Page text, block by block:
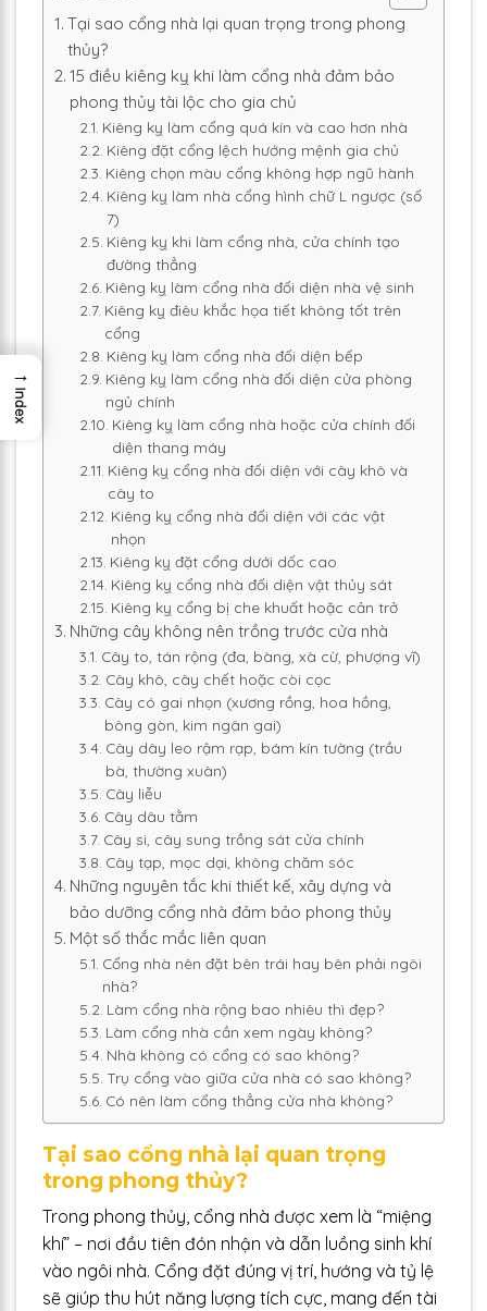
Tại sao cổng nhà lại quan trọng trong phong
thủy?
15 điều kiêng kỵ khi làm cổng nhà đảm bảo
phong thủy tài lộc cho gia chủ
Kiêng kỵ làm cổng quá kín và cao hơn nhà
Kiêng đặt cổng lệch hướng mệnh gia chủ
Kiêng chọn màu cổng không hợp ngũ hành
Kiêng kỵ làm nhà cổng hình chữ L ngược (số
7)
Kiêng kỵ khi làm cổng nhà, cửa chính tạo
đường thẳng
Kiêng kỵ làm cổng nhà đối diện nhà vệ sinh
Kiêng kỵ điêu khắc họa tiết không tốt trên
cổng
Kiêng kỵ làm cổng nhà đối diện bếp
Kiêng kỵ làm cổng nhà đối diện cửa phòng
ngủ chính
Kiêng kỵ làm cổng nhà hoặc cửa chính đối
diện thang máy
Kiêng kỵ cổng nhà đối diện với cây khô và
cây to
Kiêng kỵ cổng nhà đối diện với các vật
nhọn
Kiêng kỵ đặt cổng dưới dốc cao
Kiêng kỵ cổng nhà đối diện vật thủy sát
Kiêng kỵ cổng bị che khuất hoặc cản trở
Những cây không nên trồng trước cửa nhà
Cây to, tán rộng (đa, bàng, xà cừ, phượng vĩ)
Cây khô, cây chết hoặc còi cọc
Cây có gai nhọn (xương rồng, hoa hồng,
bông gòn, kim ngân gai)
Cây dây leo rậm rạp, bám kín tường (trầu
bà, thường xuân)
Cây liễu
Cây dâu tằm
Cây si, cây sung trồng sát cửa chính
Cây tạp, mọc dại, không chăm sóc
Những nguyên tắc khi thiết kế, xây dựng và
bảo dưỡng cổng nhà đảm bảo phong thủy
Một số thắc mắc liên quan
Cổng nhà nên đặt bên trái hay bên phải ngôi
nhà?
Làm cổng nhà rộng bao nhiêu thì đẹp?
Làm cổng nhà cần xem ngày không?
Nhà không có cổng có sao không?
Trụ cổng vào giữa cửa nhà có sao không?
Có nên làm cổng thẳng cửa nhà không?
Tại sao cổng nhà lại quan trọng
trong phong thủy?
Trong phong thủy, cổng nhà được xem là “miệng
khí” – nơi đầu tiên đón nhận và dẫn luồng sinh khí
vào ngôi nhà. Cổng đặt đúng vị trí, hướng và tỷ lệ
sẽ giúp thu hút năng lượng tích cực, mang đến tài
→
Index